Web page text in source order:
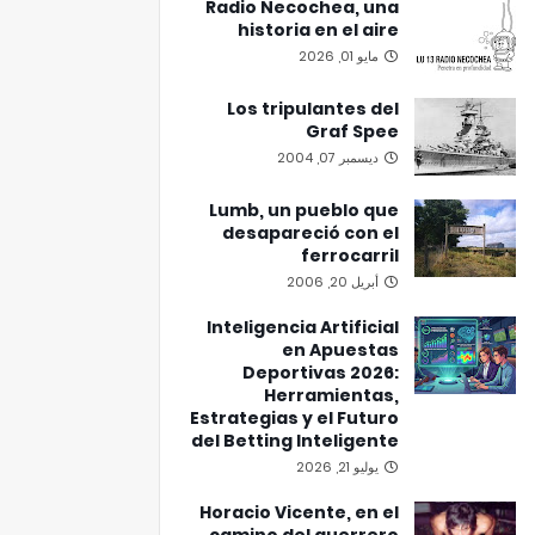
Radio Necochea, una
historia en el aire
مايو 01, 2026
Los tripulantes del
Graf Spee
ديسمبر 07, 2004
Lumb, un pueblo que
desapareció con el
ferrocarril
أبريل 20, 2006
Inteligencia Artificial
en Apuestas
Deportivas 2026:
Herramientas,
Estrategias y el Futuro
del Betting Inteligente
يوليو 21, 2026
Horacio Vicente, en el